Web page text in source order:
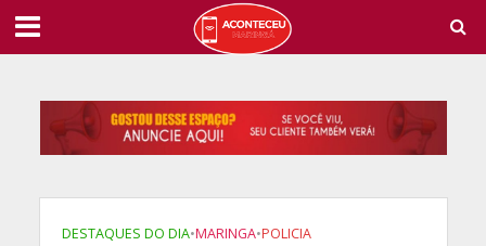
DESTAQUES DO DIA•MARINGA•POLICIA